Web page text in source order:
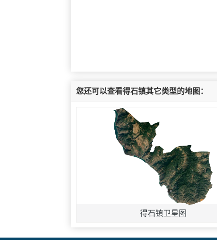
您还可以查看得石镇其它类型的地图：
得石镇卫星图